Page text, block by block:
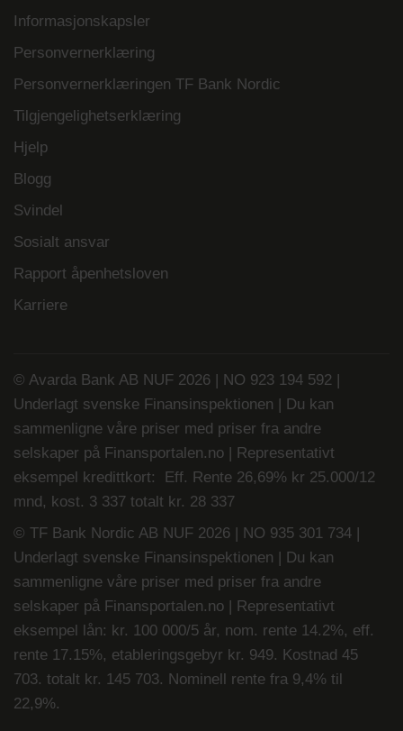
Informasjonskapsler
Personvernerklæring
Personvernerklæringen TF Bank Nordic
Tilgjengelighetserklæring
Hjelp
Blogg
Svindel
Sosialt ansvar
Rapport åpenhetsloven
Karriere
© Avarda Bank AB NUF 2026 | NO 923 194 592 |
Underlagt svenske Finansinspektionen | Du kan
sammenligne våre priser med priser fra andre
selskaper på Finansportalen.no | Representativt
eksempel kredittkort: Eff. Rente 26,69% kr 25.000/12
mnd, kost. 3 337 totalt kr. 28 337
© TF Bank Nordic AB NUF 2026 | NO 935 301 734 |
Underlagt svenske Finansinspektionen | Du kan
sammenligne våre priser med priser fra andre
selskaper på Finansportalen.no
Representativt
eksempel lån: kr. 100 000/5 år, nom. rente 14.2%, eff.
rente 17.15%, etableringsgebyr kr. 949. Kostnad 45
703. totalt kr. 145 703. Nominell rente fra 9,4% til
22,9%.